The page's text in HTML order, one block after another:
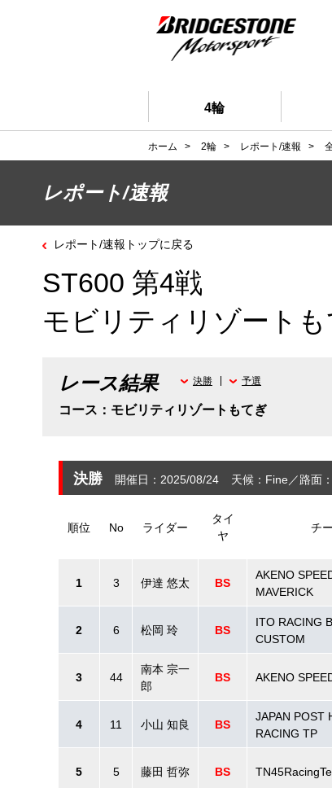
4輪
ホーム > 2輪 > レポート/速報 >
レポート/速報
レポート/速報トップに戻る
ST600 第4戦
モビリティリゾート
レース結果
コース：モビリティリゾートもてぎ
決勝 予選
決勝 開催日：2025/08/24 天候：Fine 路面
順位 No ライダー
タイ
ヤ
チ
1 3 伊達 悠太 BS
AKENO
MAVERICK
2 6 松岡 玲 BS
ITO RACING
CUSTOM
3 44
南本 宗一
郎
BS AKENO
4 11 小山 知良 BS
JAPAN POST
RACING TP
5 5 藤田 哲弥 BS